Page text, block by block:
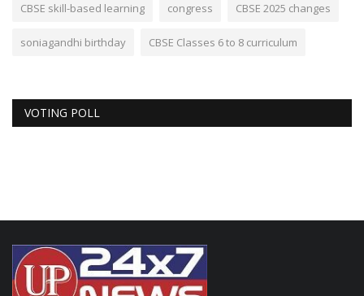
CBSE skill-based learning congress CBSE 2025 changes
soniagandhi birthday CBSE Classes 6 to 8 curriculum
VOTING POLL